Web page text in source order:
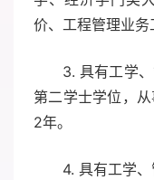
价、工程管理业务
3. 具有工学
第二学士学位，
2年。
4. 具有工学、